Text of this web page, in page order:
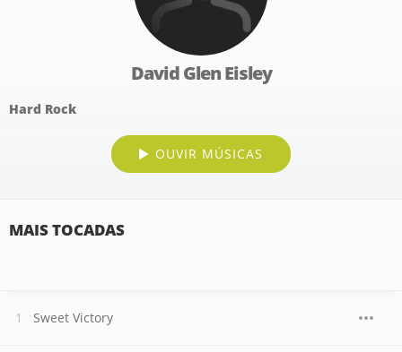
David Glen Eisley
Hard Rock
OUVIR MÚSICAS
MAIS TOCADAS
Sweet Victory